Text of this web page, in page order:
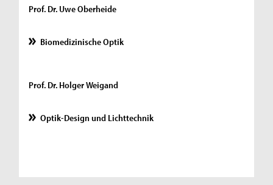
Prof. Dr. Uwe Oberheide
Biomedizinische Optik
Prof. Dr. Holger Weigand
Optik-Design und Lichttechnik